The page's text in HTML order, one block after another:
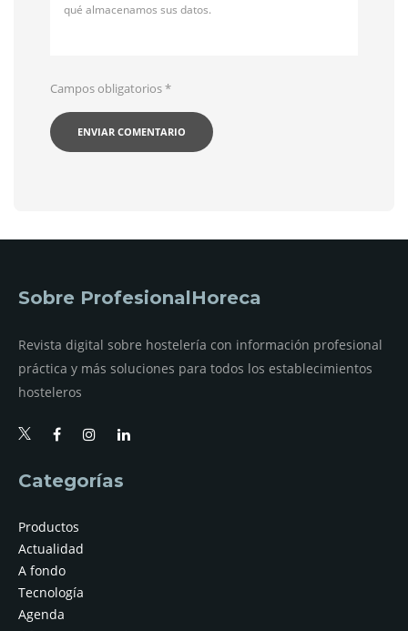
qué almacenamos sus datos.
Campos obligatorios*
Sobre ProfesionalHoreca
Revista digital sobre hostelería con información profesional
práctica y más soluciones para todos los establecimientos
hosteleros
Categorías
Productos
Actualidad
A fondo
Tecnología
Agenda